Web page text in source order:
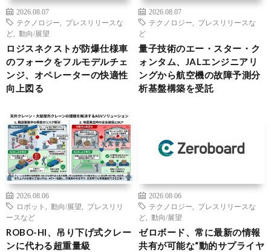
2026.08.07
テクノロジー
プレスリリースな
ど
動向/展望
ロジスネクストが防爆仕様車
のフォークをフルモデルチェ
ンジ、オペレーターの快適性
向上図る
2026.08.07
テクノロジー
プレスリリースな
ど
量子技術のエー・スター・ク
ォンタム、JALエンジニアリ
ングから航空機の故障予測分
析基盤構築を受託
2026.08.06
ロボット
動向/展望
プレスリリ
ースなど
ROBO-HI、吊り下げ式クレー
ンに代わる超重量級
2026.08.06
テクノロジー
プレスリリースな
ど
動向/展望
ゼロボード、常に最新の情報
共有が可能な“動的サプライヤ